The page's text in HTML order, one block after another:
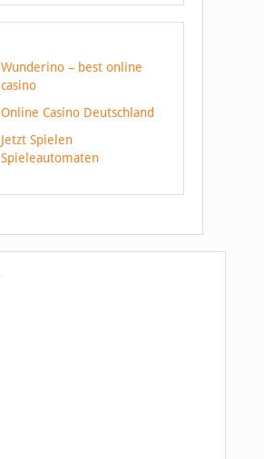
Wunderino – best online
casino
Online Casino Deutschland
Jetzt Spielen
Spieleautomaten